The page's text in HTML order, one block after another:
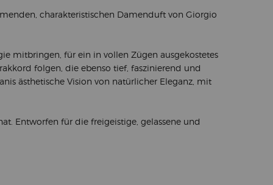
charakteristischen Damenduft von Giorgio
mitbringen, für ein in vollen Zügen ausgekostetes
folgen, die ebenso tief, faszinierend und
ästhetische Vision von natürlicher Eleganz, mit
Entworfen für die freigeistige, gelassene und